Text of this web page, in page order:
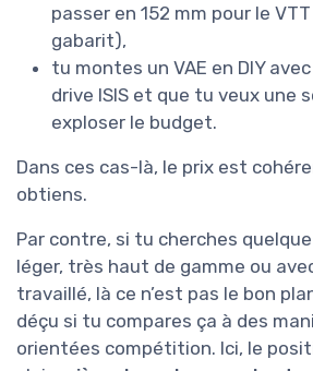
passer en 152 mm pour le
gabarit),
tu montes un VAE en DIY
drive ISIS et que tu veux une
exploser le budget.
Dans ces cas-là, le prix est
obtiens.
Par contre, si tu cherches
léger, très haut de gamme ou
travaillé, là ce n’est pas le bon
déçu si tu compares ça à des
orientées compétition. Ici, le